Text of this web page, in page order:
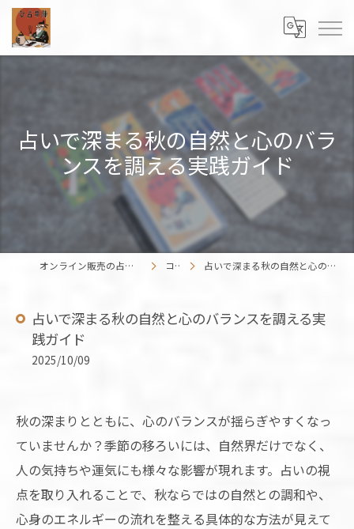
占いで深まる秋の自然と心のバラ
ンスを調える実践ガイド
オンライン販売の占いカードはENISHIWORK コラム 占いで深まる秋の自然と心のバランスを調える実践ガイド
占いで深まる秋の自然と心のバランスを調える実
践ガイド
2025/10/09
秋の深まりとともに、心のバランスが揺らぎやすくなっ
ていませんか？季節の移ろいには、自然界だけでなく、
人の気持ちや運気にも様々な影響が現れます。占いの視
点を取り入れることで、秋ならではの自然との調和や、
心身のエネルギーの流れを整える具体的な方法が見えて